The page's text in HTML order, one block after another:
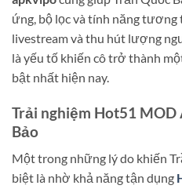
ứng, bộ lọc và tính năng tương
livestream và thu hút lượng
là yếu tố khiến cô trở thành
bật nhất hiện nay.
Trải nghiệm Hot51 MOD
Bảo
Một trong những lý do khiến
biệt là nhờ khả năng tận dụng